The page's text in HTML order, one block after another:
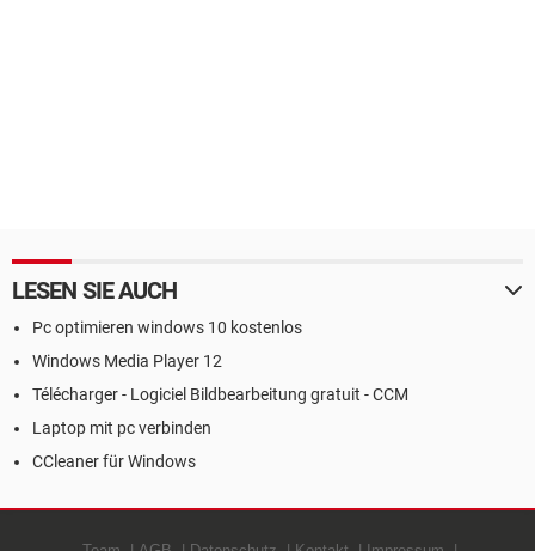
LESEN SIE AUCH
Pc optimieren windows 10 kostenlos
Windows Media Player 12
Télécharger - Logiciel Bildbearbeitung gratuit - CCM
Laptop mit pc verbinden
CCleaner für Windows